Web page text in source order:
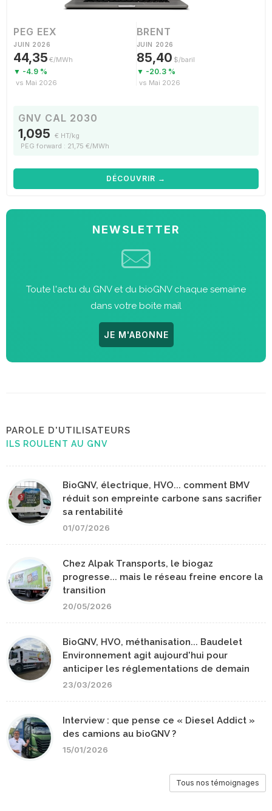
PEG EEX
JUIN 2026
44,35 €/MWh
▼ -4.9 %
vs Mai 2026
BRENT
JUIN 2026
85,40 $/baril
▼ -20.3 %
vs Mai 2026
GNV CAL 2030
1,095 € HT/kg
PEG forward : 21,75 €/MWh
DÉCOUVRIR →
NEWSLETTER
Toute l'actu du GNV et du bioGNV chaque semaine
dans votre boite mail
JE M'ABONNE
PAROLE D'UTILISATEURS
ILS ROULENT AU GNV
BioGNV, électrique, HVO... comment BMV
réduit son empreinte carbone sans sacrifier
sa rentabilité
01/07/2026
Chez Alpak Transports, le biogaz
progresse... mais le réseau freine encore la
transition
20/05/2026
BioGNV, HVO, méthanisation... Baudelet
Environnement agit aujourd'hui pour
anticiper les réglementations de demain
23/03/2026
Interview : que pense ce « Diesel Addict »
des camions au bioGNV ?
15/01/2026
Tous nos témoignages